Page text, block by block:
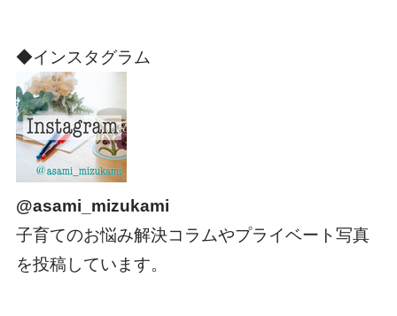
◆インスタグラム
@asami_mizukami
子育てのお悩み解決コラムやプライベート写真
を投稿しています。